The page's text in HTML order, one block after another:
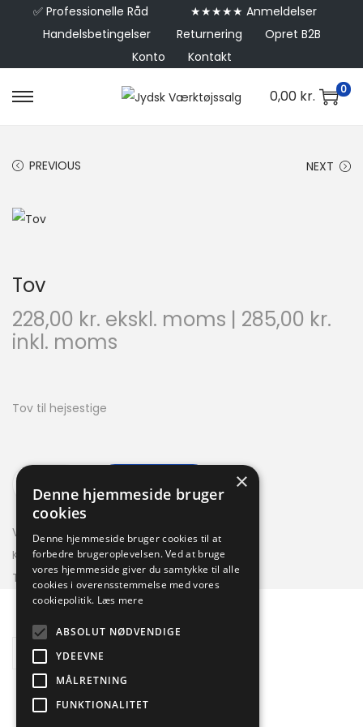
✅ Professionelle Råd
★★★★★ Anmeldelser
Handelsbetingelser
Returnering
Opret B2B
Konto
Kontakt
0,00 kr. 0
PREVIOUS NEXT
Tov
228,00 kr. ekskl. moms | 285,00 kr.
inkl. moms
Tov til hejsestige
TILFØJ TIL KURV
Varenummer (SKU): 41JSS942
Kategori:tilbehør og reservedele til stiger
Tag:Tov
Description
×
Denne hjemmeside bruger
cookies
Denne hjemmeside bruger cookies til at
forbedre brugeroplevelsen. Ved at bruge
vores hjemmeside giver du samtykke til alle
cookies i overensstemmelse med vores
cookiepolitik. Læs mere
ABSOLUT NØDVENDIGE
YDEEVNE
MÅLRETNING
FUNKTIONALITET